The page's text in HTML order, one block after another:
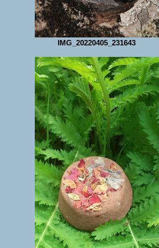
IMG_20220405_231643